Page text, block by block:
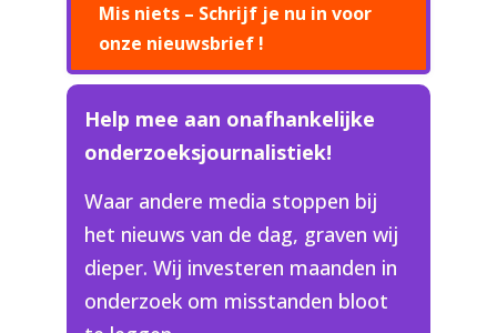
Mis niets – Schrijf je nu in voor
onze nieuwsbrief !
Help mee aan onafhankelijke
onderzoeksjournalistiek!
Waar andere media stoppen bij
het nieuws van de dag, graven wij
dieper. Wij investeren maanden in
onderzoek om misstanden bloot